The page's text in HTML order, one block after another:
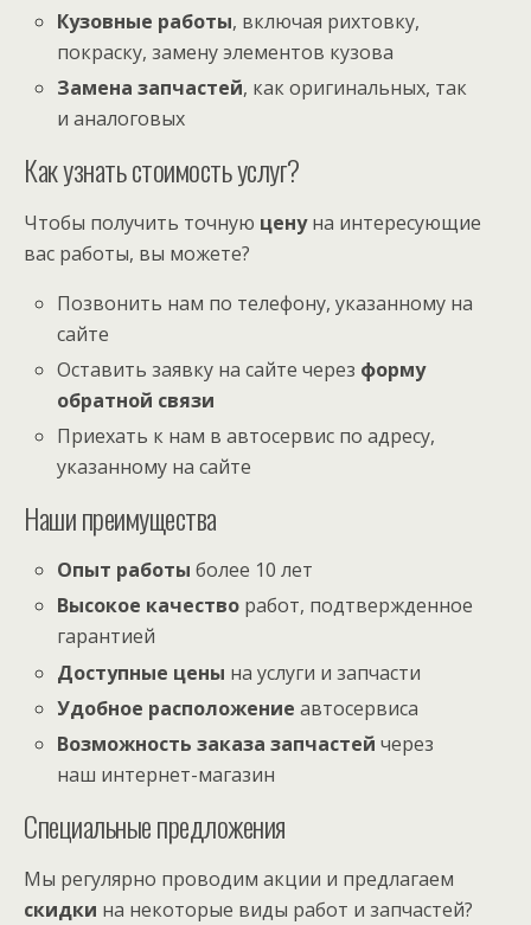
Кузовные работы, включая рихтовку,
покраску, замену элементов кузова
Замена запчастей, как оригинальных, так
и аналоговых
Как узнать стоимость услуг?
Чтобы получить точную ценуна интересующие
вас работы, вы можете?
Позвонить нам по телефону, указанному на
сайте
Оставить заявку на сайте через форму
обратной связи
Приехать к нам в автосервис по адресу,
указанному на сайте
Наши преимущества
Опыт работы более 10 лет
Высокое качество работ, подтвержденное
гарантией
Доступные цены на услуги и запчасти
Удобное расположение автосервиса
Возможность заказа запчастей через
наш интернет-магазин
Специальные предложения
Мы регулярно проводим акции и предлагаем
скидки на некоторые виды работ и запчастей?